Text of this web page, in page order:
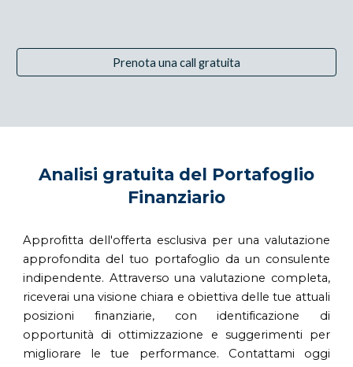
Prenota una call gratuita
Analisi gratuita del Portafoglio
Finanziario
Approfitta dell'offerta esclusiva per una valutazione
approfondita del tuo portafoglio da un consulente
indipendente. Attraverso una valutazione completa,
riceverai una visione chiara e obiettiva delle tue attuali
posizioni finanziarie, con identificazione di
opportunità di ottimizzazione e suggerimenti per
migliorare le tue performance. Contattami oggi